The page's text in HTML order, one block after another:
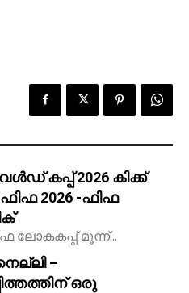
കപ്പ് 2026 കിക്ക്‌
2026 -ഫിഫ
ലോകകപ്പ് മൂന്ന്...
–
ഒരു